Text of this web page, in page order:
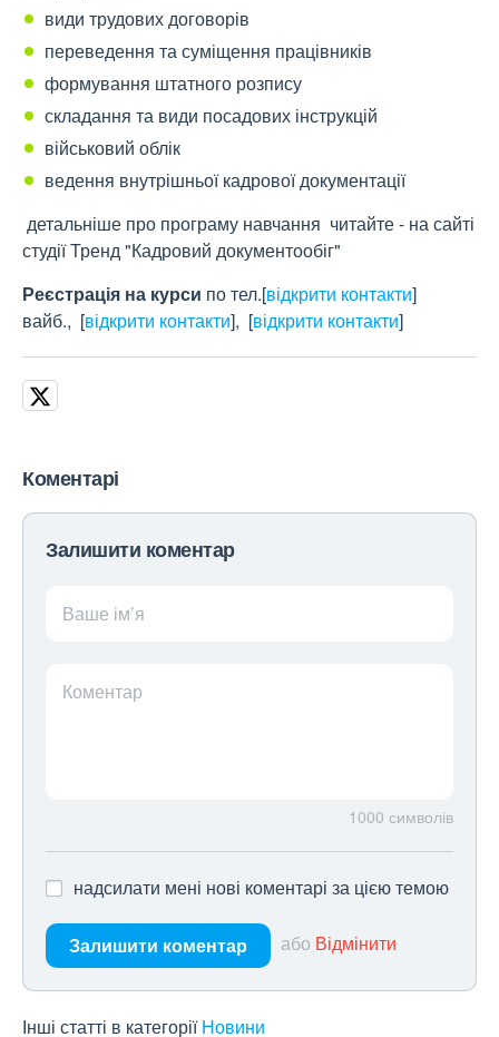
види трудових договорів
переведення та суміщення працівників
формування штатного розпису
складання та види посадових інструкцій
військовий облік
ведення внутрішньої кадрової документації
детальніше про програму навчання читайте - на сайті
студії Тренд "Кадровий документообіг"
Реєстрація на курси по тел.[відкрити контакти]
вайб., [відкрити контакти], [відкрити контакти]
Коментарі
Залишити коментар
Ваше ім’я
Коментар
1000 символів
надсилати мені нові коментарі за цією темою
Залишити коментар або Відмінити
Інші статті в категорії Новини